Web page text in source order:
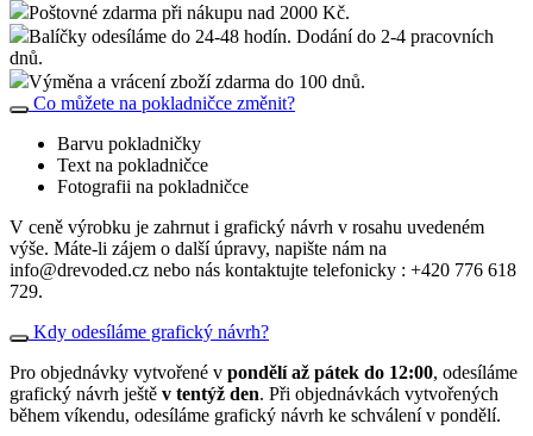
Poštovné zdarma při nákupu nad 2000 Kč.
Balíčky odesíláme do 24-48 hodín. Dodání do 2-4 pracovních
dnů.
Výměna a vrácení zboží zdarma do 100 dnů.
Co můžete na pokladničce změnit?
Barvu pokladničky
Text na pokladničce
Fotografii na pokladničce
V ceně výrobku je zahrnut i grafický návrh v rosahu uvedeném
výše. Máte-li zájem o další úpravy, napište nám na
info@drevoded.cz nebo nás kontaktujte telefonicky : +420 776 618
729.
Kdy odesíláme grafický návrh?
Pro objednávky vytvořené v pondělí až pátek do 12:00, odesíláme
grafický návrh ještě v tentýž den. Při objednávkách vytvořených
během víkendu, odesíláme grafický návrh ke schválení v pondělí.